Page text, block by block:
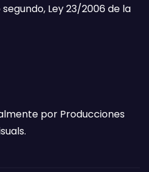
Ley 23/2006 de la
por Producciones